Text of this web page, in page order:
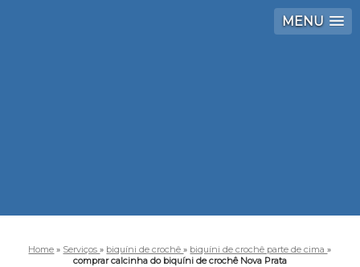
MENU
Home » Serviços» biquíni de crochê» biquíni de crochê parte de cima»
comprar calcinha do biquíni de crochê Nova Prata